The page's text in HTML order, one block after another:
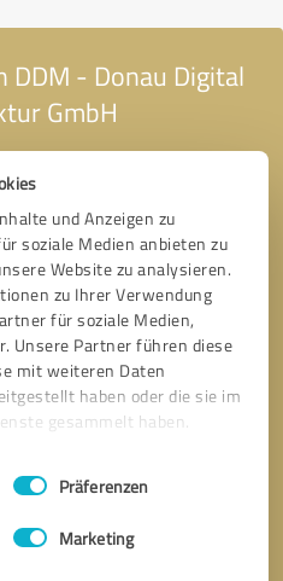
und Anzeigen zu
soziale Medien anbieten zu
Website zu analysieren.
zu Ihrer Verwendung
für soziale Medien,
Unsere Partner führen diese
mit weiteren Daten
haben oder die sie im
gesammelt haben.
Präferenzen
Marketing
- Donau Digital
GmbH